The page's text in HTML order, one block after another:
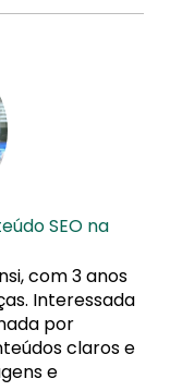
SEO na
com 3 anos
Interessada
por
claros e
e